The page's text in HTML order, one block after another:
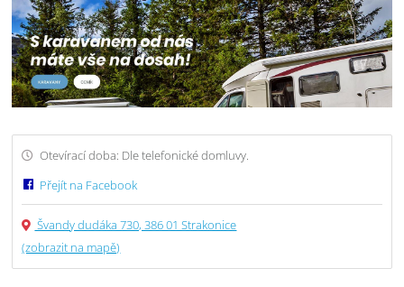
Otevírací doba: Dle telefonické domluvy.
Přejít na Facebook
Švandy dudáka 730, 386 01 Strakonice
(zobrazit na mapě)